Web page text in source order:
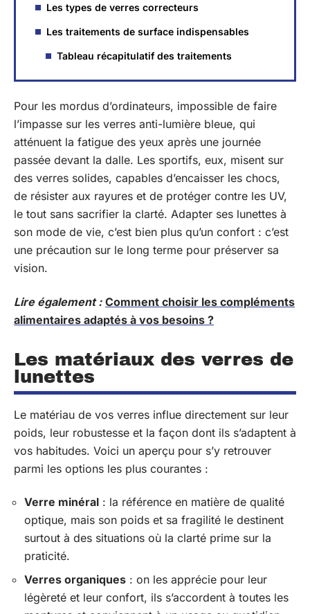
Les types de verres correcteurs
Les traitements de surface indispensables
Tableau récapitulatif des traitements
Pour les mordus d’ordinateurs, impossible de faire
l’impasse sur les verres anti-lumière bleue, qui
atténuent la fatigue des yeux après une journée
passée devant la dalle. Les sportifs, eux, misent sur
des verres solides, capables d’encaisser les chocs,
de résister aux rayures et de protéger contre les UV,
le tout sans sacrifier la clarté. Adapter ses lunettes à
son mode de vie, c’est bien plus qu’un confort : c’est
une précaution sur le long terme pour préserver sa
vision.
Lire également : Comment choisir les compléments
alimentaires adaptés à vos besoins ?
Les matériaux des verres de
lunettes
Le matériau de vos verres influe directement sur leur
poids, leur robustesse et la façon dont ils s’adaptent à
vos habitudes. Voici un aperçu pour s’y retrouver
parmi les options les plus courantes :
Verre minéral : la référence en matière de qualité
optique, mais son poids et sa fragilité le destinent
surtout à des situations où la clarté prime sur la
praticité.
Verres organiques : on les apprécie pour leur
légèreté et leur confort, ils s’accordent à toutes les